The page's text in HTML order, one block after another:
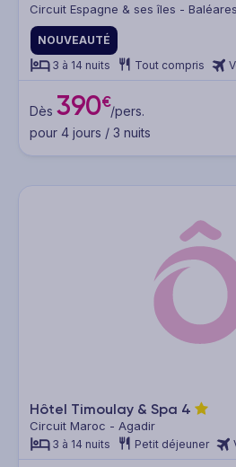
Circuit Espagne & ses îles -
NOUVEAUTÉ
3 à 14 nuits
Tout compris
Dès 390€/pers.
pour 4 jours / 3 nuits
Hôtel Timoulay & Spa 4
Circuit Maroc - Agadir
3 à 14 nuits Petit déjeuner